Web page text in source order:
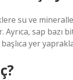
su ve
Ayrıca, sap
yer